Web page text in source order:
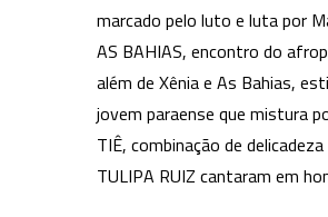
marcado pelo luto e luta por
AS BAHIAS, encontro do
além de Xênia e As Bahias,
jovem paraense que mistura
TIÊ, combinação de
TULIPA RUIZ cantaram em